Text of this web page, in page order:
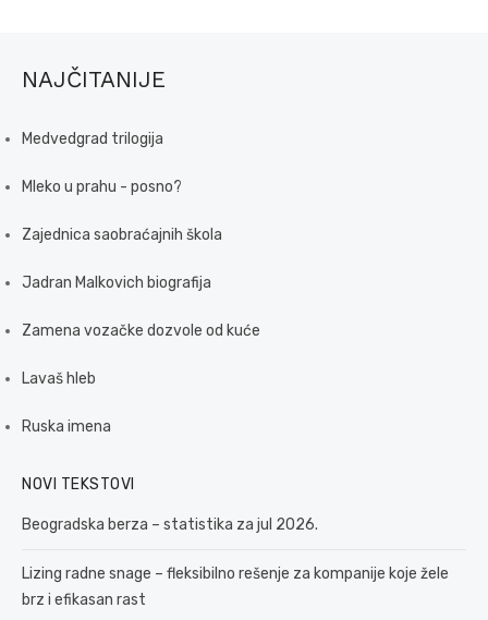
NAJČITANIJE
Medvedgrad trilogija
Mleko u prahu - posno?
Zajednica saobraćajnih škola
Jadran Malkovich biografija
Zamena vozačke dozvole od kuće
Lavaš hleb
Ruska imena
NOVI TEKSTOVI
Beogradska berza – statistika za jul 2026.
Lizing radne snage – fleksibilno rešenje za kompanije koje žele
brz i efikasan rast